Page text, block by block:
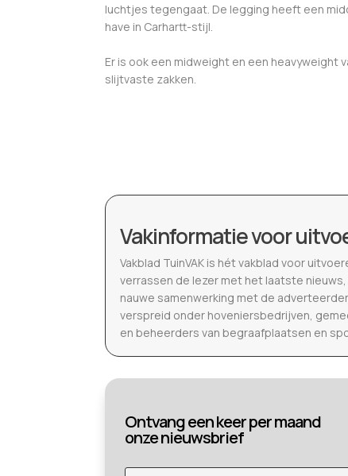
luchtjes tegengaat. De legging heeft een
have in Carhartt-stijl.
Er is ook een midweight en een heavyweight
slijtvaste zakken.
Vakinformatie voor
Vakblad TuinVAK is hét vakblad voor
verrassen de lezer met het laatste
nauwe samenwerking met de
verspreid onder hoveniersbedrijven,
en beheerders van begraafplaatsen en
Ontvang een keer per maand
onze nieuwsbrief